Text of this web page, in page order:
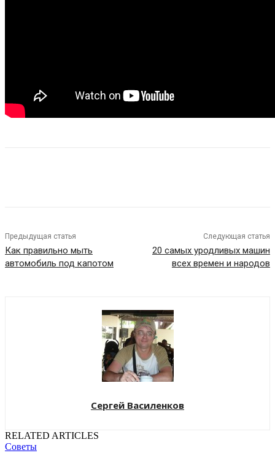
Предыдущая статья
Как правильно мыть
автомобиль под капотом
Следующая статья
20 самых уродливых машин
всех времен и народов
Сергей Василенков
RELATED ARTICLES
Советы